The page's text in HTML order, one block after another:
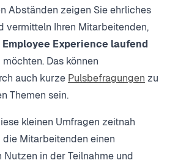
Abständen zeigen Sie ehrliches
vermitteln Ihren Mitarbeitenden,
Experience laufend
möchten. Das können
auch kurze Pulsbefragungen zu
Themen sein.
kleinen Umfragen zeitnah
die Mitarbeitenden einen
Nutzen in der Teilnahme und